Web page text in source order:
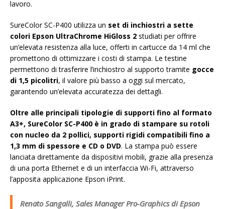
lavoro.
SureColor SC-P400 utilizza un set di inchiostri a sette
colori Epson UltraChrome HiGloss 2 studiati per offrire
un’elevata resistenza alla luce, offerti in cartucce da 14 ml che
promettono di ottimizzare i costi di stampa. Le testine
permettono di trasferire l’inchiostro al supporto tramite gocce
di 1,5 picolitri, il valore più basso a oggi sul mercato,
garantendo un’elevata accuratezza dei dettagli.
Oltre alle principali tipologie di supporti fino al formato
A3+, SureColor SC-P400 è in grado di stampare su rotoli
con nucleo da 2 pollici, supporti rigidi compatibili fino a
1,3 mm di spessore e CD o DVD. La stampa può essere
lanciata direttamente da dispositivi mobili, grazie alla presenza
di una porta Ethernet e di un interfaccia Wi-Fi, attraverso
l’apposita applicazione Epson iPrint.
Renato Sangalli, Sales Manager Pro-Graphics di Epson